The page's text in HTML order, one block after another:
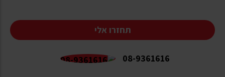
תחזרו אלי
08-9361616